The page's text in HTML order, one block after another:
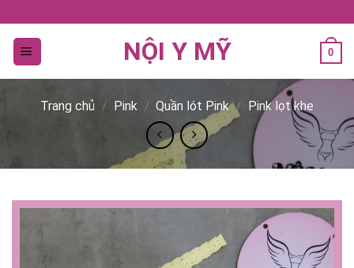
qua
dung
NỘI Y MỸ 0
Trang chủ / Pink / Quần lót Pink / Pink lọt khe